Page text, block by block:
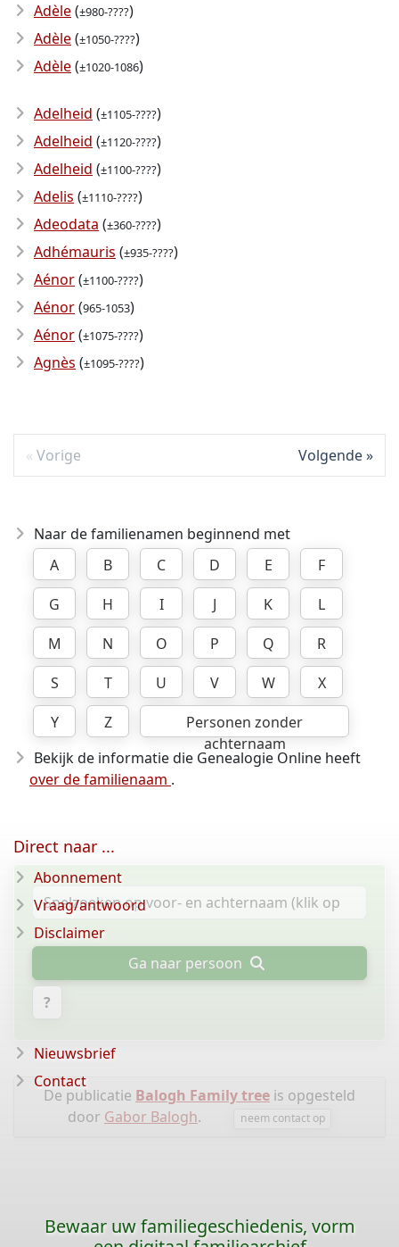
Adèle(±980-????)
Adèle(±1050-????)
Adèle(±1020-1086)
Adelheid (±1105-????)
Adelheid (±1120-????)
Adelheid (±1100-????)
Adelis (±1110-????)
Adeodata (±360-????)
Adhémauris (±935-????)
Aénor(±1100-????)
Aénor(965-1053)
Aénor(±1075-????)
Agnès (±1095-????)
Vorige Volgende
Naar de familienamen beginnend met
A
B C D E
F
G
H I J K
L
M
N O P Q
R
S
T U V W
X
Y
Z
Personen zonder
achternaam
Bekijk de informatie die Genealogie Online heeft
over de familienaam .
Ga naar persoon
?
De publicatie Balogh Family tree is opgesteld
door Gabor Balogh. neem contact op
Direct naar ...
Abonnement
Vraag/antwoord
Disclaimer
Nieuwsbrief
Contact
Bewaar uw familiegeschiedenis, vorm